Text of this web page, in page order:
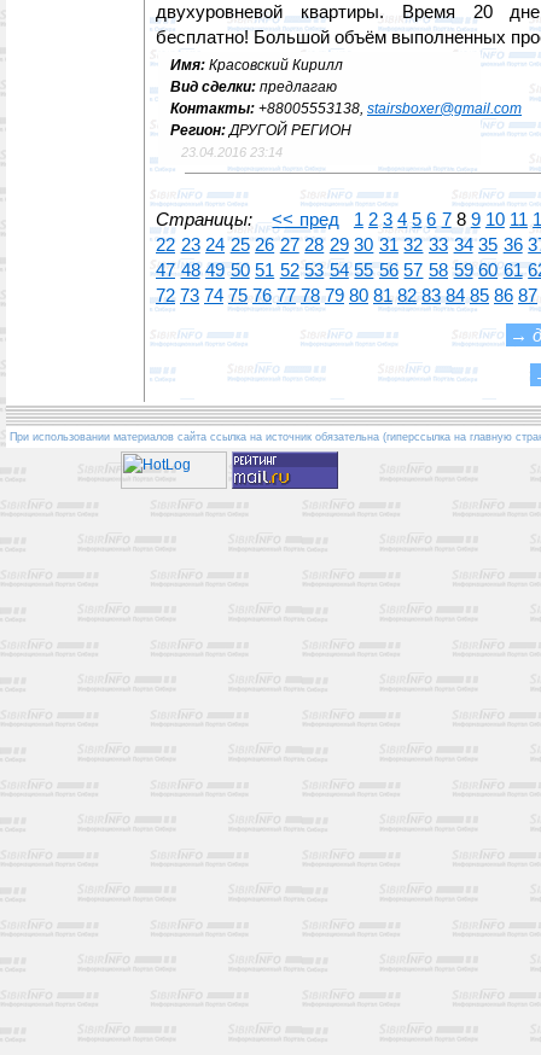
двухуровневой квартиры. Время 20
бесплатно! Большой объём выполненных
Имя: Красовский Кирилл
Вид сделки: предлагаю
Контакты: +88005553138, stairsboxer@gmail.com
Регион:ДРУГОЙ РЕГИОН
23.04.2016 23:14
Страницы: << пред 1 2 3 4 5 6 78 9 10 11
22 23 24 25 26 27 28 29 30 31 32 33 34 35 36
47 48 49 50 51 52 53 54 55 56 57 58 59 60 61
72 73 74 75 76 77 78 79 80 81 82 83 84 85 86 87
→
При использовании материалов сайта ссылка на источник обязательна (гиперссылка на главную